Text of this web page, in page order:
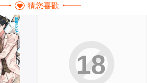
猜您喜歡
18